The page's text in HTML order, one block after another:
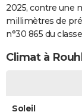
2025, contre une
millimètres de
n°30 865 du
Climat à
Soleil